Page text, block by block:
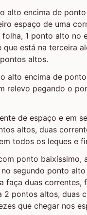
alto encima de
espaço de uma
1 ponto alto no
está na terceira
altos.
alto encima de
relevo pegando o
de espaço e em
altos, duas
todos os leques e
ponto baixíssimo,
segundo ponto
faça duas
2 pontos altos, duas
que chegar nos